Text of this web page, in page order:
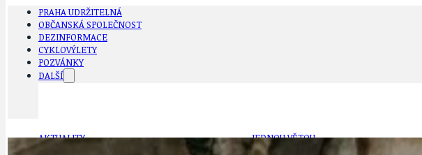
PRAHA UDRŽITELNÁ
OBČANSKÁ SPOLEČNOST
DEZINFORMACE
CYKLOVÝLETY
POZVÁNKY
DALŠÍ
AKTUALITY JEDNOU VĚTOU